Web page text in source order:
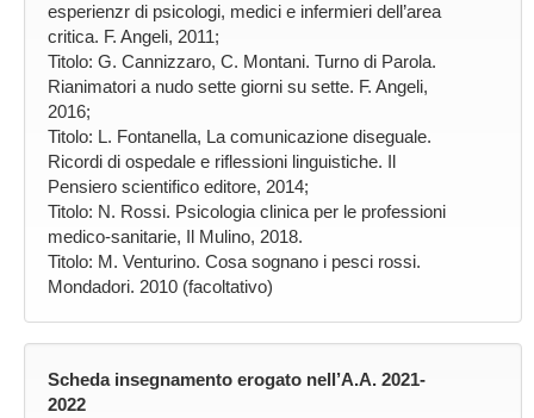
esperienzr di psicologi, medici e infermieri dell’area
critica. F. Angeli, 2011;
Titolo: G. Cannizzaro, C. Montani. Turno di Parola.
Rianimatori a nudo sette giorni su sette. F. Angeli,
2016;
Titolo: L. Fontanella, La comunicazione diseguale.
Ricordi di ospedale e riflessioni linguistiche. Il
Pensiero scientifico editore, 2014;
Titolo: N. Rossi. Psicologia clinica per le professioni
medico-sanitarie, Il Mulino, 2018.
Titolo: M. Venturino. Cosa sognano i pesci rossi.
Mondadori. 2010 (facoltativo)
Scheda insegnamento erogato nell’A.A. 2021-
2022